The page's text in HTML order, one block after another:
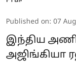
Published on: 07
இந்திய
அஜிங்கியா